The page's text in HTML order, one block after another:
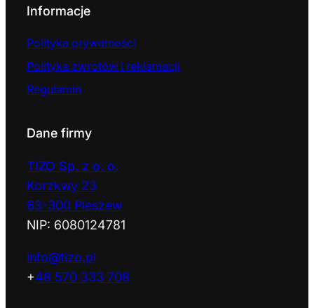
Informacje
Polityka prywatności
Polityka zwrotów i reklamacji
Regulamin
Dane firmy
TIZO Sp. z o. o.
Korzkwy 23
63-300 Pleszew
NIP: 6080124781
info@tizo.pl
+48 570 333 708